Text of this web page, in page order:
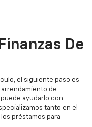
De
el siguiente paso es
de
ayudarlo con
tanto en el
préstamos para